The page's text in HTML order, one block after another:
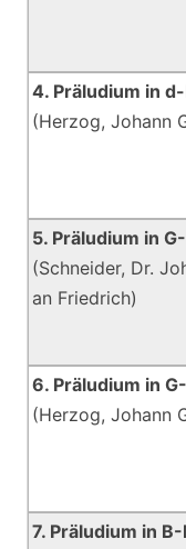
4. Präludium in
(Herzog, Johann
5. Präludium in
(Schneider, Dr.
an Friedrich)
6. Präludium in
(Herzog, Johann
7. Präludium in